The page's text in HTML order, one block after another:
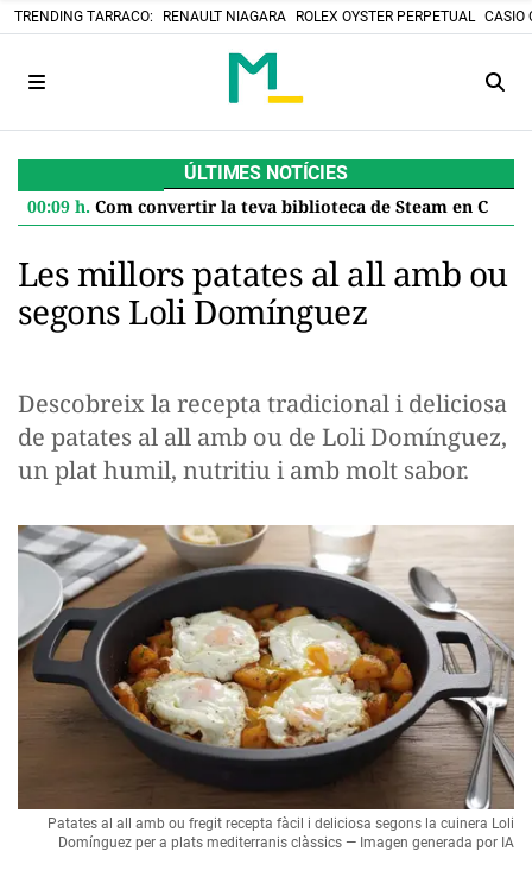
TRENDING TARRACO: RENAULT NIAGARA ROLEX OYSTER PERPETUAL CASIO
ÚLTIMES NOTÍCIES
00:09 h. Com convertir la teva biblioteca de Steam en Cartutxos retro: el projecte DIY que desafia el futur digital
Les millors patates al all amb ou
segons Loli Domínguez
Descobreix la recepta tradicional i deliciosa
de patates al all amb ou de Loli Domínguez,
un plat humil, nutritiu i amb molt sabor.
Patates al all amb ou fregit recepta fàcil i deliciosa segons la cuinera Loli
Domínguez per a plats mediterranis clàssics — Imagen generada por IA